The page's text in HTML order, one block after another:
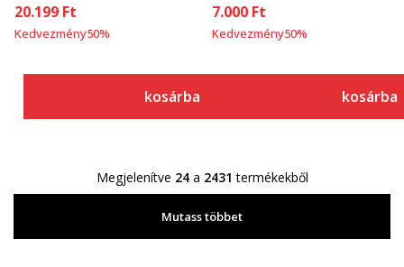
20.199 Ft
Kedvezmény50%
kosárba
7.000 Ft
Kedvezmény50%
kosárba
Megjelenítve 24a 2431 termékekből
Mutass többet